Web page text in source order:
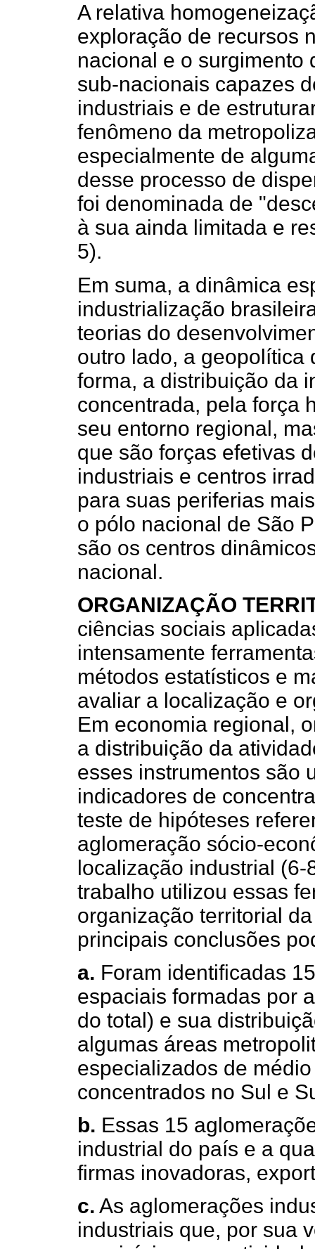
A relativa
exploração de recursos
nacional e o surgimento
sub-nacionais capazes
industriais e de
fenômeno da
especialmente de
desse processo de
foi denominada de
à sua ainda limitada e
5).
Em suma, a dinâmica
industrialização
teorias do
outro lado, a geopolítica
forma, a distribuição da
concentrada, pela força
seu entorno regional,
que são forças efetivas
industriais e centros
para suas periferias
o pólo nacional de São
são os centros
nacional.
ORGANIZAÇÃO
ciências sociais
intensamente
métodos estatísticos e
avaliar a localização e
Em economia regional,
a distribuição da
esses instrumentos são
indicadores de
teste de hipóteses
aglomeração sócio-
localização industrial
trabalho utilizou essas
organização territorial
principais conclusões
a. Foram identificadas
espaciais formadas por
do total) e sua
algumas áreas
especializados de
concentrados no Sul e
b. Essas 15
industrial do país e a
firmas inovadoras,
c. As aglomerações
industriais que, por sua